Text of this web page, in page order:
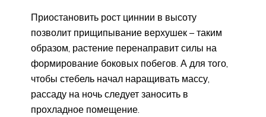
Приостановить рост циннии в высоту
позволит прищипывание верхушек – таким
образом, растение перенаправит силы на
формирование боковых побегов. А для того,
чтобы стебель начал наращивать массу,
рассаду на ночь следует заносить в
прохладное помещение.